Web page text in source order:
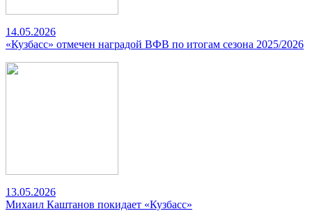
14.05.2026
«Кузбасс» отмечен наградой ВФВ по итогам сезона 2025/2026
13.05.2026
Михаил Каштанов покидает «Кузбасс»